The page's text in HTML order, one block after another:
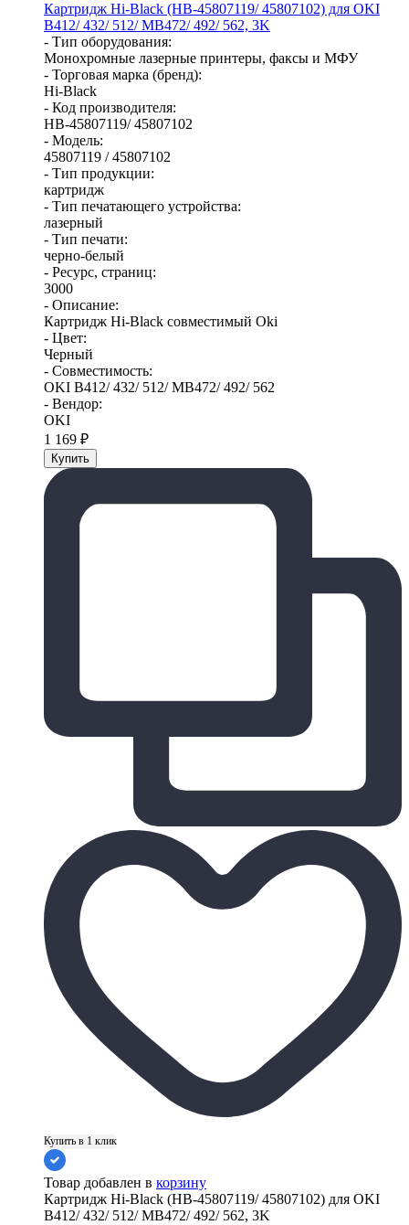
Картридж Hi-Black (HB-45807119/ 45807102) для OKI
B412/ 432/ 512/ MB472/ 492/ 562, 3K
- Тип оборудования:
Монохромные лазерные принтеры, факсы и МФУ
- Торговая марка (бренд):
Hi-Black
- Код производителя:
HB-45807119/ 45807102
- Модель:
45807119 / 45807102
- Тип продукции:
картридж
- Тип печатающего устройства:
лазерный
- Тип печати:
черно-белый
- Ресурс, страниц:
3000
- Описание:
Картридж Hi-Black совместимый Oki
- Цвет:
Черный
- Совместимость:
OKI B412/ 432/ 512/ MB472/ 492/ 562
- Вендор:
OKI
1 169 ₽
Купить в 1 клик
Товар добавлен в корзину
Картридж Hi-Black (HB-45807119/ 45807102) для OKI
B412/ 432/ 512/ MB472/ 492/ 562, 3K